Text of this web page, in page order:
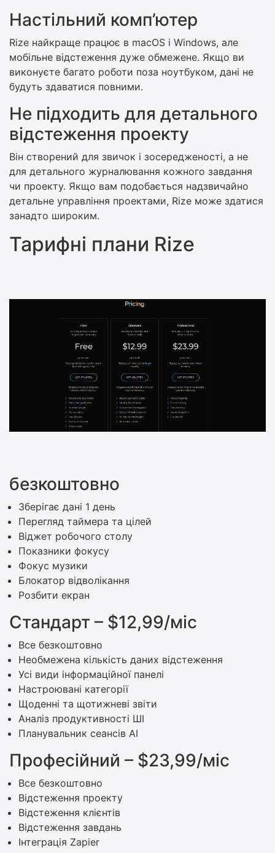
Настільний комп’ютер
Rize найкраще працює в macOS і Windows, але
мобільне відстеження дуже обмежене. Якщо ви
виконуєте багато роботи поза ноутбуком, дані не
будуть здаватися повними.
Не підходить для детального
відстеження проекту
Він створений для звичок і зосередженості, а не
для детального журналювання кожного завдання
чи проекту. Якщо вам подобається надзвичайно
детальне управління проектами, Rize може здатися
занадто широким.
Тарифні плани Rize
безкоштовно
Зберігає дані 1 день
Перегляд таймера та цілей
Віджет робочого столу
Показники фокусу
Фокус музики
Блокатор відволікання
Розбити екран
Стандарт – $12,99/міс
Все безкоштовно
Необмежена кількість даних відстеження
Усі види інформаційної панелі
Настроювані категорії
Щоденні та щотижневі звіти
Аналіз продуктивності ШІ
Планувальник сеансів AI
Професійний – $23,99/міс
Все безкоштовно
Відстеження проекту
Відстеження клієнтів
Відстеження завдань
Інтеграція Zapier